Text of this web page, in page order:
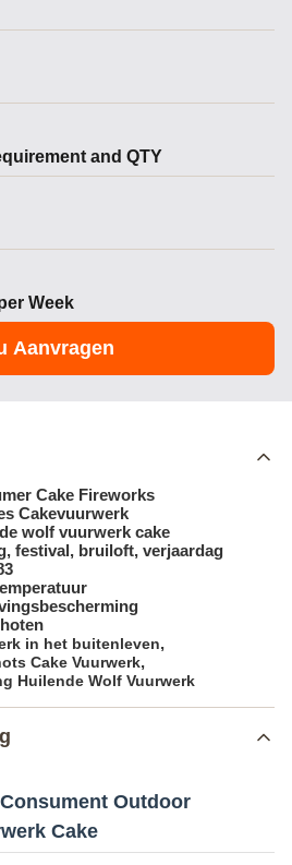
and QTY
Week
Aanvragen
Cake Fireworks
Cakevuurwerk
wolf vuurwerk cake
festival, bruiloft, verjaardag
in het buitenleven,
Cake Vuurwerk,
Huilende Wolf Vuurwerk
Outdoor
Cake